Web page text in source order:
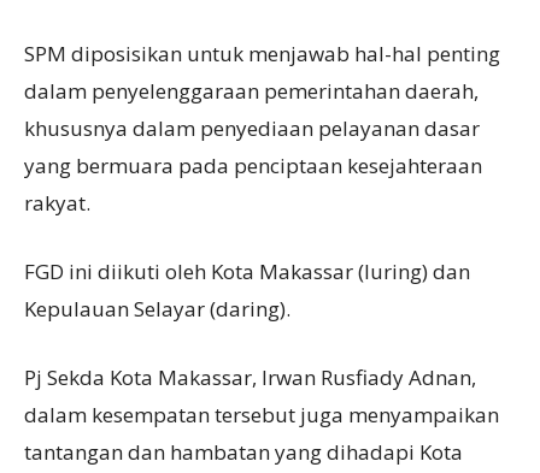
SPM diposisikan untuk menjawab hal-hal penting
dalam penyelenggaraan pemerintahan daerah,
khususnya dalam penyediaan pelayanan dasar
yang bermuara pada penciptaan kesejahteraan
rakyat.
FGD ini diikuti oleh Kota Makassar (luring) dan
Kepulauan Selayar (daring).
Pj Sekda Kota Makassar, Irwan Rusfiady Adnan,
dalam kesempatan tersebut juga menyampaikan
tantangan dan hambatan yang dihadapi Kota